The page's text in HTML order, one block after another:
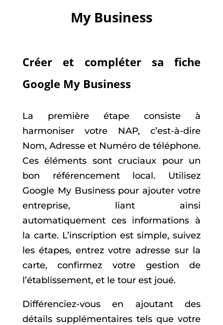
My Business
Créer et compléter sa fiche
Google My Business
La première étape consiste à
harmoniser votre NAP, c’est-à-dire
Nom, Adresse et Numéro de téléphone.
Ces éléments sont cruciaux pour un
bon référencement local. Utilisez
Google My Business pour ajouter votre
entreprise, liant ainsi
automatiquement ces informations à
la carte. L’inscription est simple, suivez
les étapes, entrez votre adresse sur la
carte, confirmez votre gestion de
l’établissement, et le tour est joué.
Différenciez-vous en ajoutant des
détails supplémentaires tels que votre